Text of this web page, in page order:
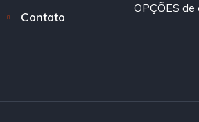
Contato
OPÇÕES de